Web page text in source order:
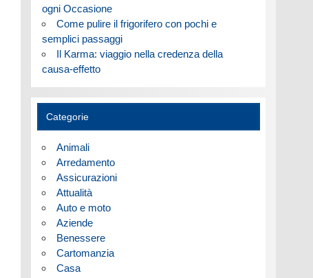
ogni Occasione
Come pulire il frigorifero con pochi e
semplici passaggi
Il Karma: viaggio nella credenza della
causa-effetto
Categorie
Animali
Arredamento
Assicurazioni
Attualità
Auto e moto
Aziende
Benessere
Cartomanzia
Casa